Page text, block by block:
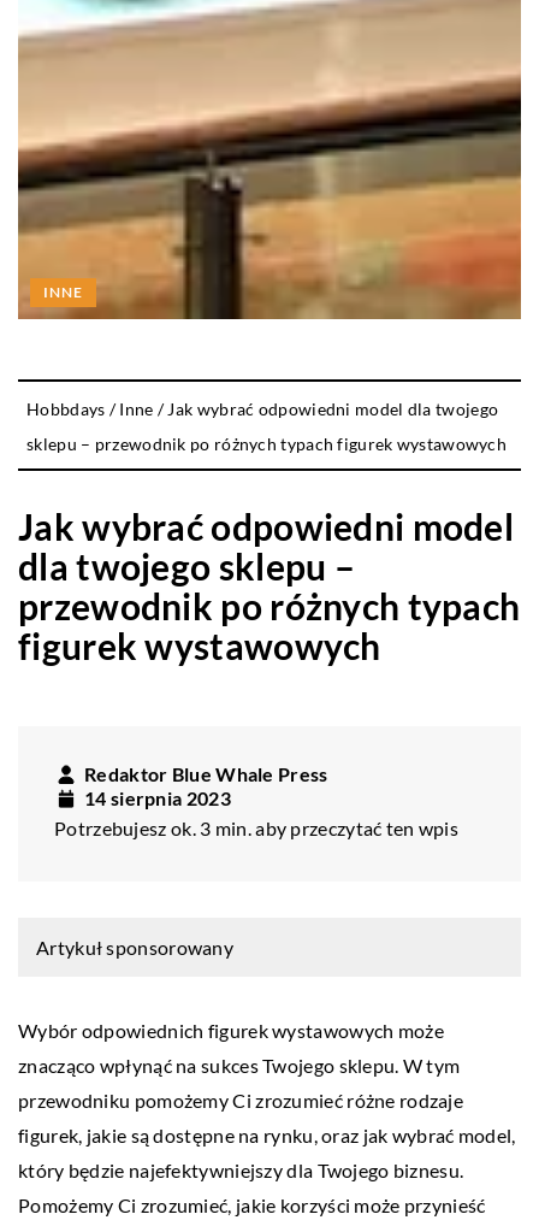
INNE
Hobbdays /Inne / Jak wybrać odpowiedni model dla twojego
sklepu – przewodnik po różnych typach figurek wystawowych
Jak wybrać odpowiedni model
dla twojego sklepu –
przewodnik po różnych typach
figurek wystawowych
Redaktor Blue Whale Press
14 sierpnia 2023
Potrzebujesz ok. 3 min. aby przeczytać ten wpis
Artykuł sponsorowany
Wybór odpowiednich figurek wystawowych może
znacząco wpłynąć na sukces Twojego sklepu. W tym
przewodniku pomożemy Ci zrozumieć różne rodzaje
figurek, jakie są dostępne na rynku, oraz jak wybrać model,
który będzie najefektywniejszy dla Twojego biznesu.
Pomożemy Ci zrozumieć, jakie korzyści może przynieść